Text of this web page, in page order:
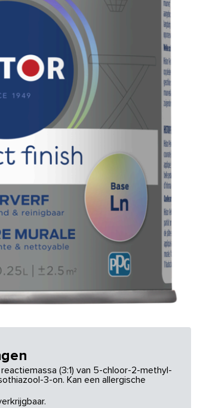
(3:1) van 5-chloor-2-methyl-
3-on. Kan een allergische